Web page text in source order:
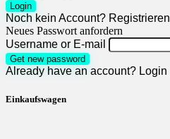
Login
Noch kein Account? Registrieren
Neues Passwort anfordern
Username or E-mail
Get new password
Already have an account? Login
Einkaufswagen